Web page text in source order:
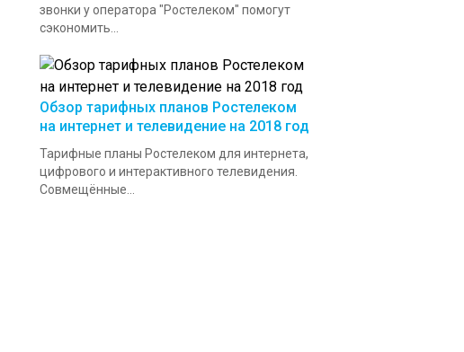
звонки у оператора "Ростелеком" помогут
сэкономить...
Обзор тарифных планов Ростелеком
на интернет и телевидение на 2018 год
Тарифные планы Ростелеком для интернета,
цифрового и интерактивного телевидения.
Совмещённые...